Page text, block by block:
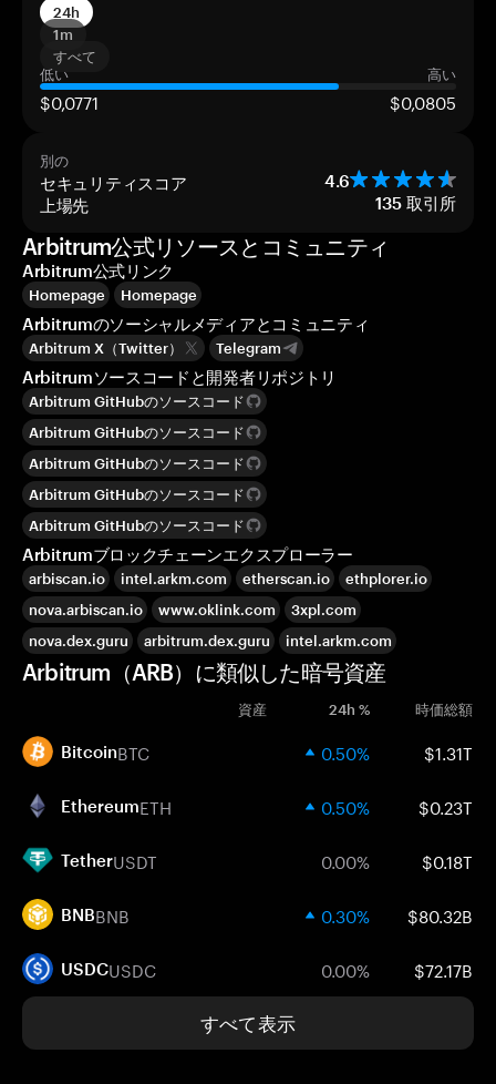
24h
1m
すべて
低い
高い
$0,0771 $0,0805
別の
セキュリティスコア 4.6
上場先 135 取引所
Arbitrum公式リソースとコミュニティ
Arbitrum公式リンク
Homepage Homepage
Arbitrumのソーシャルメディアとコミュニティ
Arbitrum X（Twitter） Telegram
Arbitrumソースコードと開発者リポジトリ
Arbitrum GitHubのソースコード
Arbitrum GitHubのソースコード
Arbitrum GitHubのソースコード
Arbitrum GitHubのソースコード
Arbitrum GitHubのソースコード
Arbitrumブロックチェーンエクスプローラー
arbiscan.io intel.arkm.com etherscan.io
ethplorer.io
nova.arbiscan.io
www.oklink.com
3xpl.com
nova.dex.guru
arbitrum.dex.guru intel.arkm.com
Arbitrum（ARB）に類似した暗号資産
資産 24h % 時価総額
BitcoinBTC 0.50% $1.31T
EthereumETH 0.50% $0.23T
TetherUSDT 0.00% $0.18T
BNBBNB 0.30% $80.32B
USDCUSDC 0.00% $72.17B
すべて表示